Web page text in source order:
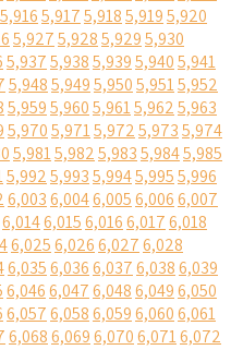
5,9165,9175,9185,9195,920
5,9275,9285,9295,930
5,9375,9385,9395,9405,941
5,9485,9495,9505,9515,952
5,9595,9605,9615,9625,963
5,9705,9715,9725,9735,974
5,9815,9825,9835,9845,985
5,9925,9935,9945,9955,996
6,0036,0046,0056,0066,007
6,0146,0156,0166,0176,018
6,0256,0266,0276,028
6,0356,0366,0376,0386,039
6,0466,0476,0486,0496,050
6,0576,0586,0596,0606,061
6,0686,0696,0706,0716,072